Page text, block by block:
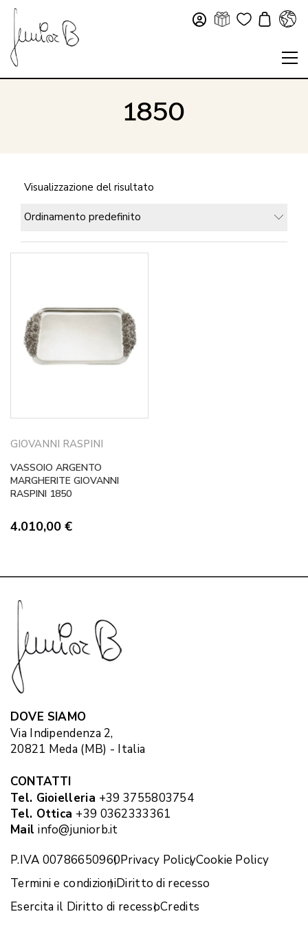
1850
Visualizzazione del risultato
Ordinamento predefinito
GIOVANNI RASPINI
VASSOIO ARGENTO
MARGHERITE GIOVANNI
RASPINI 1850
4.010,00 €
DOVE SIAMO
Via Indipendenza 2,
20821 Meda (MB) - Italia
CONTATTI
Tel. Gioielleria +39 3755803754
Tel. Ottica +39 0362333361
Mail info@juniorb.it
P.IVA 00786650960Privacy PolicyCookie Policy
Termini e condizioniDiritto di recesso
Esercita il Diritto di recessoCredits